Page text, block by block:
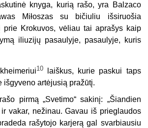
knyga, kurią rašo, yra Balzaco
Miłoszas su bičiuliu išsiruošia
prie Krokuvos, vėliau tai aprašys kaip
iliuzijų pasaulyje, pasaulyje, kuris
10laiškus, kurie paskui taps
išgyveno artėjusią pražūtį.
pirmą „Svetimo“ sakinį: „Šiandien
vakar, nežinau. Gavau iš prieglaudos
rašytojo karjerą gal svarbiausiu